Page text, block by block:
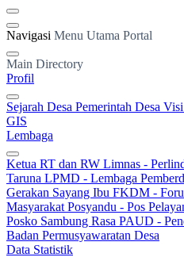
Navigasi Menu Utama Portal
Main Directory
Profil
Sejarah Desa Pemerintah Desa
GIS
Lembaga
Ketua RT dan RW Limnas -
Taruna LPMD - Lembaga
Gerakan Sayang Ibu FKDM -
Masyarakat Posyandu - Pos
Posko Sambung Rasa PAUD -
Badan Permusyawaratan Desa
Data Statistik